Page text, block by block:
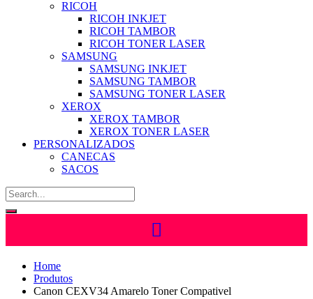
RICOH
RICOH INKJET
RICOH TAMBOR
RICOH TONER LASER
SAMSUNG
SAMSUNG INKJET
SAMSUNG TAMBOR
SAMSUNG TONER LASER
XEROX
XEROX TAMBOR
XEROX TONER LASER
PERSONALIZADOS
CANECAS
SACOS
Home
Produtos
Canon CEXV34 Amarelo Toner Compativel